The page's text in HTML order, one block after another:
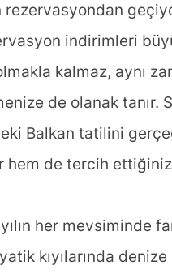
rezervasyondan
indirimleri
kalmaz, aynı
de olanak tanır.
Balkan tatilini
hem de tercih
her mevsiminde
kıyılarında